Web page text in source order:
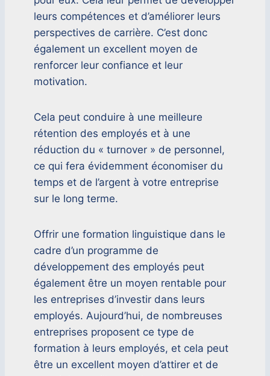
leurs compétences et d’améliorer leurs
perspectives de carrière. C’est donc
également un excellent moyen de
renforcer leur confiance et leur
motivation.
Cela peut conduire à une meilleure
rétention des employés et à une
réduction du « turnover » de personnel,
ce qui fera évidemment économiser du
temps et de l’argent à votre entreprise
sur le long terme.
Offrir une formation linguistique dans le
cadre d’un programme de
développement des employés peut
également être un moyen rentable pour
les entreprises d’investir dans leurs
employés. Aujourd’hui, de nombreuses
entreprises proposent ce type de
formation à leurs employés, et cela peut
être un excellent moyen d’attirer et de